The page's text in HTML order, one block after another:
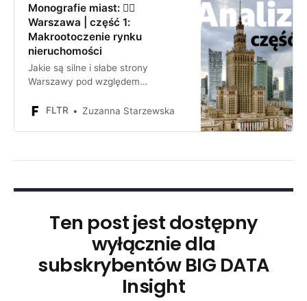
Monografie miast: 🧜‍♀️
Warszawa | część 1:
Makrootoczenie rynku
nieruchomości
Jakie są silne i słabe strony
Warszawy pod względem
zagrożenia dla firmy lub inwestora
FLTR Zuzanna Starzewska
Ten post jest dostępny
wyłącznie dla
subskrybentów BIG DATA
Insight